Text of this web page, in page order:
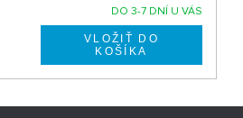
DO 3-7 DNÍ U VÁS